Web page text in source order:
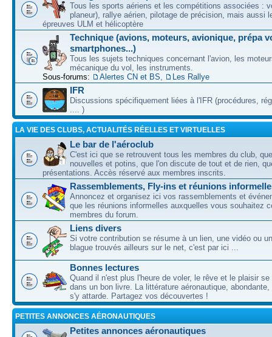
Tous les sports aériens et les compétitions associées :
planeur), rallye aérien, pilotage de précision, mais aussi
épreuves ULM et hélicoptère
Technique (avions, moteurs, avionique, prépa
smartphones...)
Tous les sujets techniques concernant l'avion, les
mécanique du vol, les instruments.
Sous-forums:
Alertes CN et BS Les Rallye
IFR
Discussions spécifiquement liées à l'IFR (procédures,
.... )
LA VIE DES CLUBS, ACTUALITÉS RÉELLES ET VIRTUELLES
Le bar de l'aéroclub
C'est ici que se retrouvent tous les membres du club,
nouvelles et potins, que l'on discute de tout et de rien,
présentations. Accès réservé aux membres inscrits.
Rassemblements, Fly-ins et réunions
Annoncez et organisez ici vos rassemblements et
que les réunions informelles auxquelles vous souhaitez
membres du forum.
Liens divers
Si votre contribution se résume à un lien, une vidéo ou
blague trouvés ailleurs sur le net, c'est par ici ...
Bonnes lectures
Quand il n'est plus l'heure de voler, le rêve et le plaisir se
dans un bon livre. La littérature aéronautique, abondante,
s'y attarde. Partagez vos découvertes !
PETITES ANNONCES AÉRONAUTIQUES
Petites annonces aéronautiques